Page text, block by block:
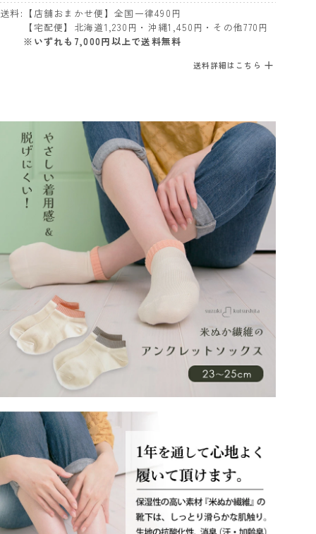
送料
【店舗おまかせ便】全国一律490円
【宅配便】北海道1,230円・沖縄1,450円・その他770円
※いずれも7,000円以上で送料無料
送料詳細はこちら